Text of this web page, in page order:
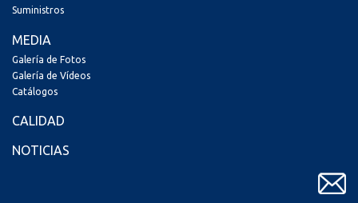
Suministros
MEDIA
Galería de Fotos
Galería de Vídeos
Catálogos
CALIDAD
NOTICIAS